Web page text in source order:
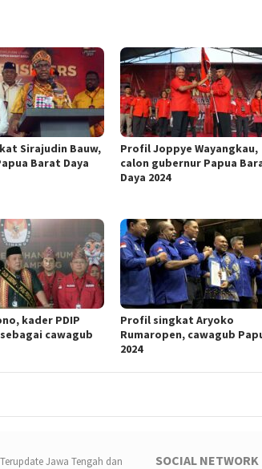
Sirajudin Bauw,
Barat Daya
Profil Joppye Wayangkau,
calon gubernur Papua
Daya 2024
kader PDIP
cawagub
Profil singkat Aryoko
Rumaropen, cawagub
2024
SOCIAL NETWORK